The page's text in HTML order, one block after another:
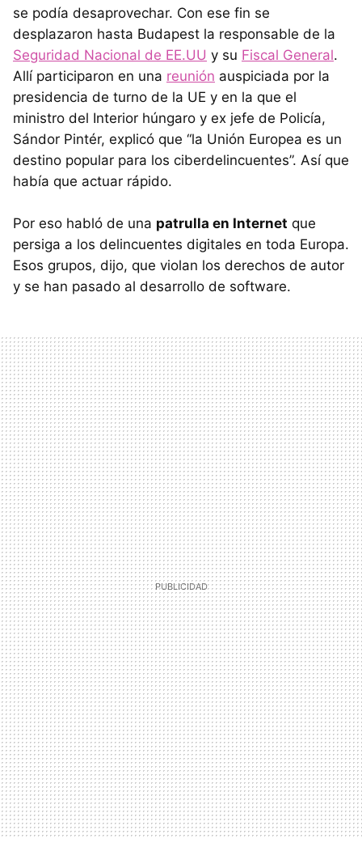
se podía desaprovechar. Con ese fin se
desplazaron hasta Budapest la responsable de la
Seguridad Nacional de EE.UU y su Fiscal General.
Allí participaron en una reunión auspiciada por la
presidencia de turno de la UE y en la que el
ministro del Interior húngaro y ex jefe de Policía,
Sándor Pintér, explicó que “la Unión Europea es un
destino popular para los ciberdelincuentes”. Así que
había que actuar rápido.
Por eso habló de una patrulla en Internet que
persiga a los delincuentes digitales en toda Europa.
Esos grupos, dijo, que violan los derechos de autor
y se han pasado al desarrollo de software.